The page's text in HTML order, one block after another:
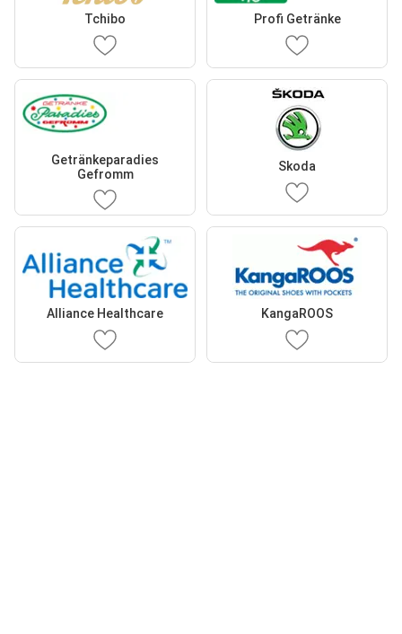
Tchibo Profi Getränke
Getränkeparadies
Gefromm
Skoda
Alliance Healthcare KangaROOS